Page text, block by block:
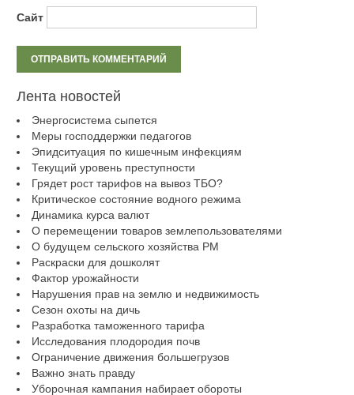
Сайт
Лента новостей
Энергосистема сыпется
Меры господдержки педагогов
Эпидситуация по кишечным инфекциям
Текущий уровень преступности
Грядет рост тарифов на вывоз ТБО?
Критическое состояние водного режима
Динамика курса валют
О перемещении товаров землепользователями
О будущем сельского хозяйства РМ
Раскраски для дошколят
Фактор урожайности
Нарушения прав на землю и недвижимость
Сезон охоты на дичь
Разработка таможенного тарифа
Исследования плодородия почв
Ограничение движения большегрузов
Важно знать правду
Уборочная кампания набирает обороты